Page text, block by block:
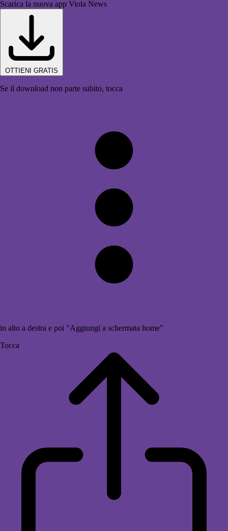
Scarica la nuova app Viola News
OTTIENI GRATIS
Se il download non parte subito, tocca
in alto a destra e poi "Aggiungi a schermata home"
Tocca